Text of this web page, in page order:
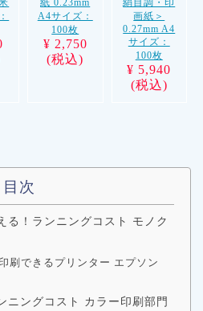
紙 0.23mm
A4サイズ：
100枚
¥ 2,750
(税込)
絹目調・印
画紙＞
0.27mm A4
サイズ：
100枚
¥ 5,940
(税込)
目次
る！ランニングコスト モノク
刷できるプリンター エプソン
ニングコスト カラー印刷部門